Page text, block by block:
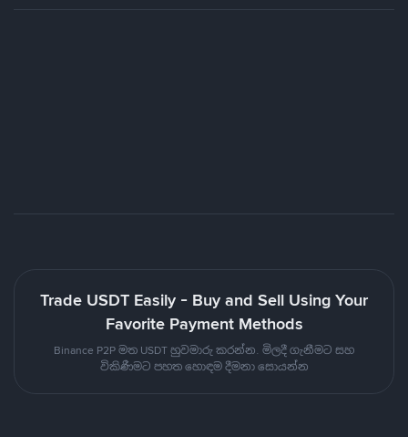
Trade USDT Easily - Buy and Sell Using Your
Favorite Payment Methods
Binance P2P මත USDT හුවමාරු කරන්න. මිලදී ගැනීමට සහ
විකිණීමට පහත හොඳම දීමනා සොයන්න